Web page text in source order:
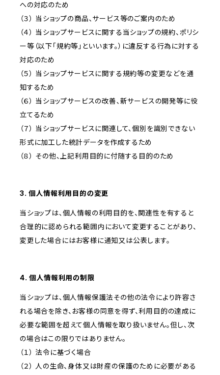
への対応のため
（３） 当ショップの商品、サービス等のご案内のため
（４） 当ショップサービスに関する当ショップの規約、ポリシ
ー等（以下「規約等」といいます。）に違反する行為に対する
対応のため
（５） 当ショップサービスに関する規約等の変更などを通
知するため
（６） 当ショップサービスの改善、新サービスの開発等に役
立てるため
（７） 当ショップサービスに関連して、個別を識別できない
形式に加工した統計データを作成するため
（８） その他、上記利用目的に付随する目的のため
3. 個人情報利用目的の変更
当ショップは、個人情報の利用目的を、関連性を有すると
合理的に認められる範囲内において変更することがあり、
変更した場合にはお客様に通知又は公表します。
4. 個人情報利用の制限
当ショップは、個人情報保護法その他の法令により許容さ
れる場合を除き、お客様の同意を得ず、利用目的の達成に
必要な範囲を超えて個人情報を取り扱いません。但し、次
の場合はこの限りではありません。
（１） 法令に基づく場合
（２） 人の生命、身体又は財産の保護のために必要がある